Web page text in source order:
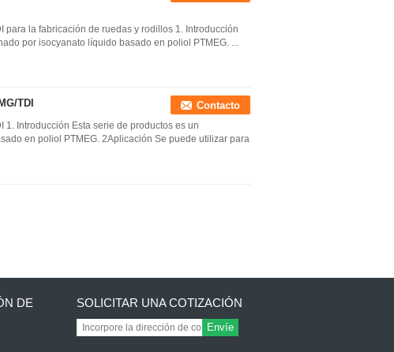
para la fabricación de ruedas y rodillos 1. Introducción
por isocyanato líquido basado en poliol PTMEG. ...
TDI Contacto
1. Introducción Esta serie de productos es un
en poliol PTMEG. 2Aplicación Se puede utilizar para
DE
SOLICITAR UNA COTIZACIÓN
Envíe